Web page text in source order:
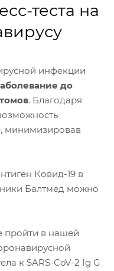
теста на
инфекции
до
. Благодаря
минимизировав
Ковид-19 в
Балтмед можно
пройти в нашей
к SARS-CoV-2 Ig G